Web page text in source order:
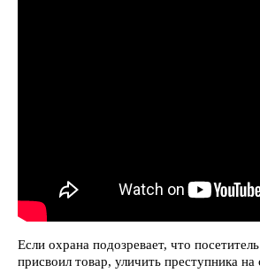
Если охрана подозревает, что
присвоил товар, уличить преступника